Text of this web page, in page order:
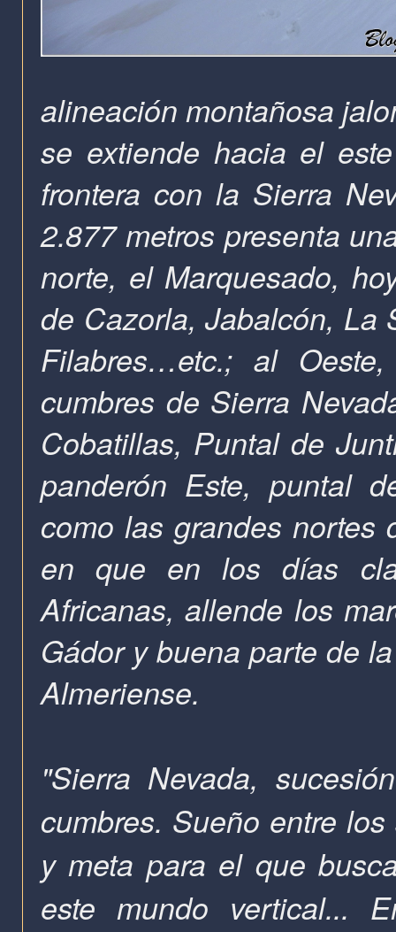
alineación montañosa
se extiende hacia el
frontera con la Sierra
2.877 metros presenta
norte, el Marquesado,
de Cazorla, Jabalcón, La
Filabres…etc.; al
cumbres de Sierra
Cobatillas, Puntal de
panderón Este, puntal
como las grandes nortes
en que en los días
Africanas, allende los
Gádor y buena parte de
Almeriense.
"Sierra Nevada,
cumbres. Sueño entre
y meta para el que
este mundo vertical...